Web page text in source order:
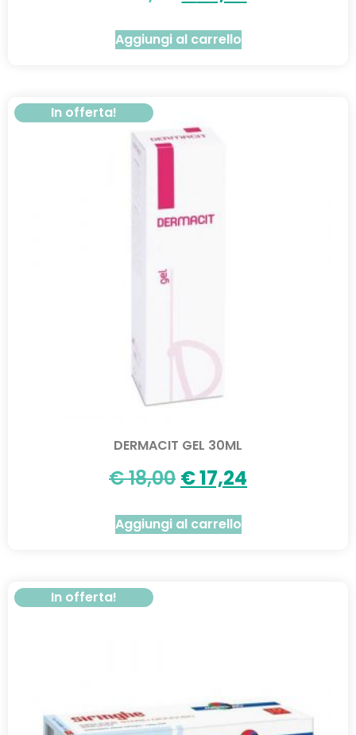
Aggiungi al carrello
In offerta!
DERMACIT GEL 30ML
€18,00 €17,24
Aggiungi al carrello
In offerta!